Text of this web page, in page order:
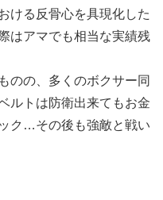
ける反骨心を具現化した
はアマでも相当な実績残
のの、多くのボクサー同
ルトは防衛出来てもお金
ク…その後も強敵と戦い